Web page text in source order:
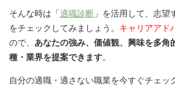
そんな時は「適職診断 」を活用して、志望
をチェックしてみましょう。 キャリアアド
ので、 あなたの強み、価値観、興味を多角
種・業界を提案できます。
自分の適職・適さない職業を今すぐチェッ